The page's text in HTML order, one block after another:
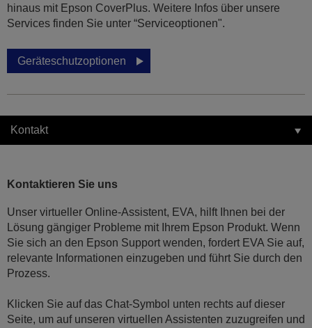
hinaus mit Epson CoverPlus. Weitere Infos über unsere
Services finden Sie unter “Serviceoptionen".
Geräteschutzoptionen
Kontakt
Kontaktieren Sie uns
Unser virtueller Online-Assistent, EVA, hilft Ihnen bei der
Lösung gängiger Probleme mit Ihrem Epson Produkt. Wenn
Sie sich an den Epson Support wenden, fordert EVA Sie auf,
relevante Informationen einzugeben und führt Sie durch den
Prozess.
Klicken Sie auf das Chat-Symbol unten rechts auf dieser
Seite, um auf unseren virtuellen Assistenten zuzugreifen und